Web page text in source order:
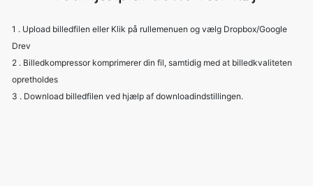
2 . Billedkompressor komprimerer din fil, samtidig med at billedkvaliteten